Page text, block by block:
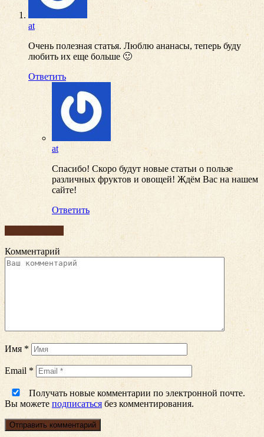
at
Очень полезная статья. Люблю ананасы, теперь буду
любить их еще больше 🙂
Ответить
at
Спасибо! Скоро будут новые статьи о пользе
различных фруктов и овощей! Ждём Вас на нашем
сайте!
Ответить
Комментарий
Имя *
Email *
Получать новые комментарии по электронной почте.
Вы можете подписаться без комментирования.